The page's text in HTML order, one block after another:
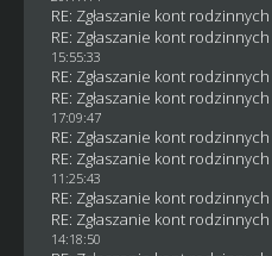
RE: Zgłaszanie kont rodzinnych
RE: Zgłaszanie kont rodzinnych
15:55:33
RE: Zgłaszanie kont rodzinnych
RE: Zgłaszanie kont rodzinnych
17:09:47
RE: Zgłaszanie kont rodzinnych
RE: Zgłaszanie kont rodzinnych
11:25:43
RE: Zgłaszanie kont rodzinnych
RE: Zgłaszanie kont rodzinnych
14:18:50